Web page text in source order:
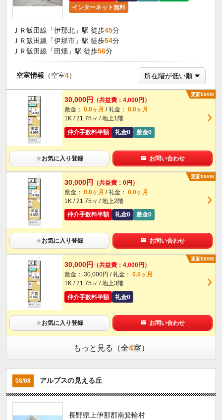
インターネット無料
ＪＲ飯田線「伊那北」駅 徒歩45分
ＪＲ飯田線「伊那市」駅 徒歩54分
ＪＲ飯田線「田畑」駅 徒歩56分
空室情報 （空室4）
更新08/08
30,000円
（共益費：4,000円）
敷金： 0.0ヶ月 / 礼金： 0.0ヶ月
1K / 21.75㎡ / 地上1階
仲介手数料半額
礼金0 敷金0
★お気に入り登録 お問い合わせ
更新08/08
30,000円 （共益費：0円）
敷金： 0.0ヶ月 / 礼金： 0.0ヶ月
1K / 21.75㎡ / 地上2階
仲介手数料半額
礼金0 敷金0
★お気に入り登録 お問い合わせ
更新08/08
30,000円 （共益費：4,000円）
敷金： 30,000円 / 礼金： 0.0ヶ月
1K / 21.75㎡ / 地上3階
仲介手数料半額
礼金0
★お気に入り登録 お問い合わせ
もっと見る（全4室）
08/08 アルプスの見える丘
長野県上伊那郡南箕輪村